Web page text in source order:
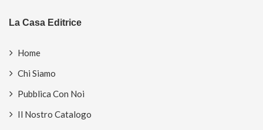
La Casa Editrice
Home
Chi Siamo
Pubblica Con Noi
Il Nostro Catalogo